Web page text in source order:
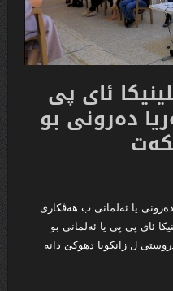
ئاى پى
ده‌رونى بو
ده‌رونى یا ئه‌لمانى ب هه‌ڤكارى
ئاى پى پى یا ئه‌لمانى بو
ل زانكویا دهوكێ دانه‌